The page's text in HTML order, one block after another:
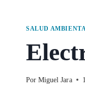
SALUD
Por Miguel Jara